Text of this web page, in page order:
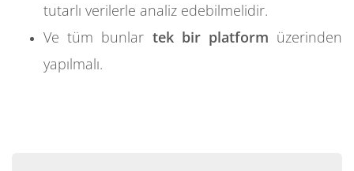
tutarlı verilerle analiz edebilmelidir.
Ve tüm bunlar tek bir platform üzerinden
yapılmalı.